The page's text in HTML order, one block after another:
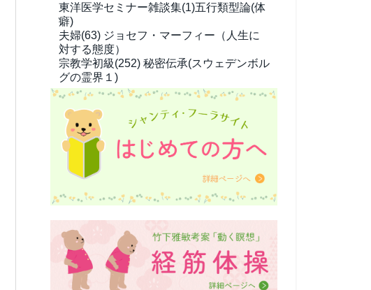
東洋医学セミナー雑談集(1)五行類型論(体
癖)
夫婦(63) ジョセフ・マーフィー（人生に
対する態度）
宗教学初級(252) 秘密伝承(スウェデンボル
グの霊界１)